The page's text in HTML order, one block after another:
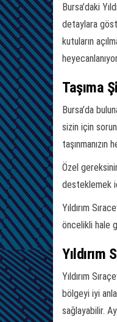
Bursa’daki
detaylara
kutuların
Taşıma
Bursa’da
sizin için
Özel
desteklemek
Yıldırım
öncelikli hale
Yıldırım
bölgeyi iyi
sağlayabilir.